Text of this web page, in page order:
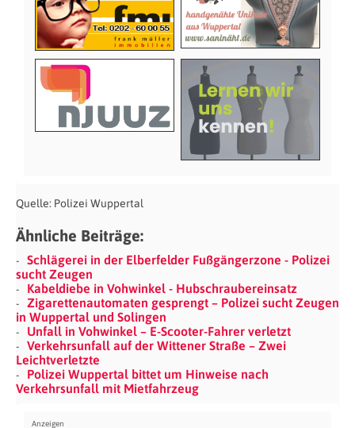
Quelle: Polizei Wuppertal
Ähnliche Beiträge:
Schlägerei in der Elberfelder Fußgängerzone - Polizei
sucht Zeugen
Kabeldiebe in Vohwinkel - Hubschraubereinsatz
Zigarettenautomaten gesprengt – Polizei sucht Zeugen
in Wuppertal und Solingen
Unfall in Vohwinkel – E-Scooter-Fahrer verletzt
Verkehrsunfall auf der Wittener Straße – Zwei
Leichtverletzte
Polizei Wuppertal bittet um Hinweise nach
Verkehrsunfall mit Mietfahrzeug